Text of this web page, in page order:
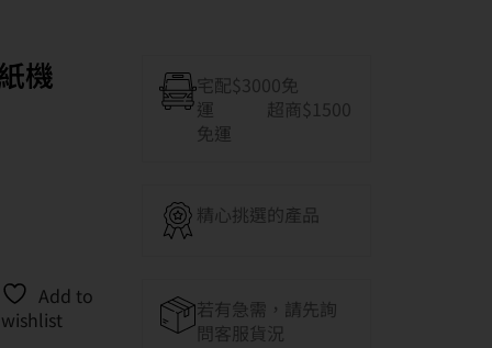
機
Add to
wishlist
宅配$3000免
運 超商$1500
免運
精心挑選的產品
若有急需，請先詢
問客服貨況